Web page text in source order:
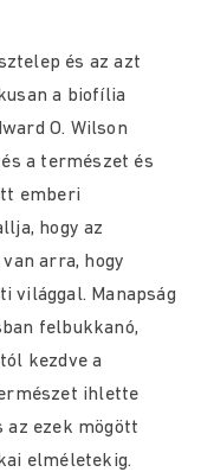
és az azt
a biofília
O. Wilson
a természet és
emberi
hogy az
arra, hogy
világgal. Manapság
felbukkanó,
kezdve a
ihlette
az ezek mögött
elméletekig.